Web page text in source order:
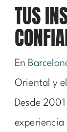
TUS
En
Oriental y
Desde